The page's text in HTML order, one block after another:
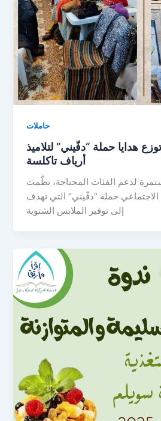
حاملات
هدايا حملة “دفّيني” لتلاميذ
أرياف تاكلسة
لدعم الفئات المحتاجة، نظّمت
حملة “دفّيني” التي تهدف
إلى توفير الملابس الشتوية